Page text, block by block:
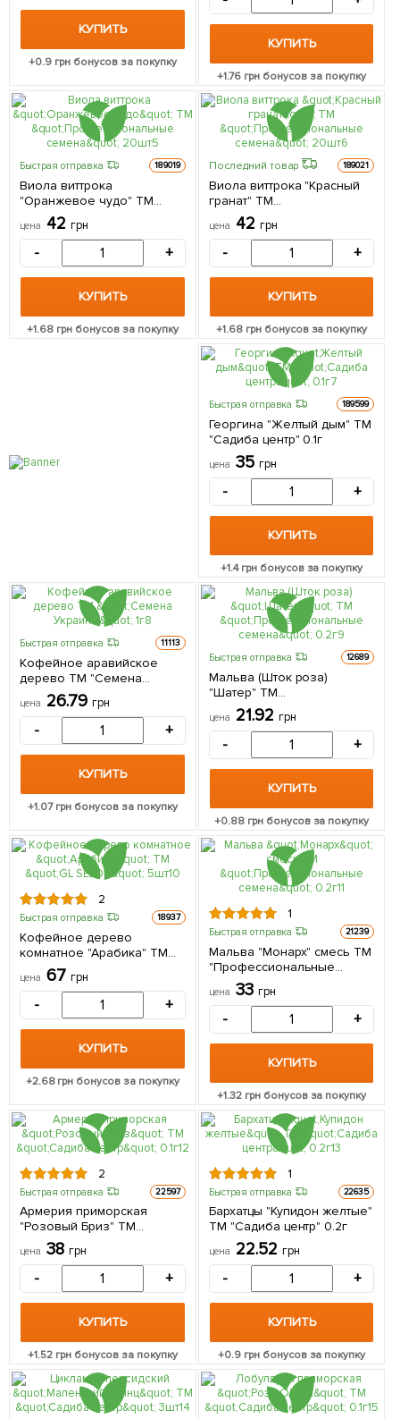
КУПИТЬ
+0.9 грн бонусов за покупку
КУПИТЬ
+1.76 грн бонусов за покупку
Быстрая отправка 189019
Виола виттрока
"Оранжевое чудо" ТМ
"Профессиональные
семена" 20шт
цена 42 грн
- +
КУПИТЬ
+1.68 грн бонусов за покупку
Последний товар 189021
Виола виттрока "Красный
гранат" ТМ
"Профессиональные
семена" 20шт
цена 42 грн
- +
КУПИТЬ
+1.68грн бонусов за покупку
Быстрая отправка 189599
Георгина "Желтый дым" ТМ
"Садиба центр" 0.1г
цена 35 грн
- +
КУПИТЬ
+1.4грн бонусов за покупку
Быстрая отправка 11113
Кофейное аравийское
дерево ТМ "Семена
Украины" 1г
цена 26.79 грн
- +
КУПИТЬ
+1.07грн бонусов за покупку
Быстрая отправка 12689
Мальва (Шток роза)
"Шатер" ТМ
"Профессиональные
семена" 0.2г
цена 21.92 грн
- +
КУПИТЬ
+0.88грн бонусов за покупку
2
Быстрая отправка 18937
Кофейное дерево
комнатное "Арабика" ТМ
"GL SEEDS" 5шт
цена 67 грн
- +
КУПИТЬ
+2.68грн бонусов за покупку
1
Быстрая отправка 21239
Мальва "Монарх" смесь ТМ
"Профессиональные
семена" 0.2г
цена 33 грн
- +
КУПИТЬ
+1.32грн бонусов за покупку
2
Быстрая отправка 22597
Армерия приморская
"Розовый Бриз" ТМ
"Садиба центр" 0.1г
цена 38 грн
- +
КУПИТЬ
+1.52 грн бонусов за покупку
1
Быстрая отправка 22635
Бархатцы "Купидон желтые"
ТМ "Садиба центр" 0.2г
цена 22.52 грн
- +
КУПИТЬ
+0.9грн бонусов за покупку